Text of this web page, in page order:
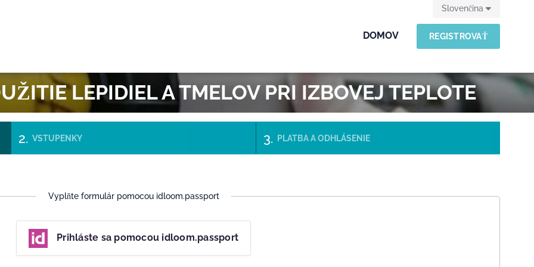
DOMOV REGISTROVAŤ
Slovenčina
LEPIDIEL A TMELOV PRI IZBOVEJ TEPLOTE
VSTUPENKY PLATBA A ODHLÁSENIE
Vyplňte formulár pomocou idloom.passport
Prihláste sa pomocou idloom.passport